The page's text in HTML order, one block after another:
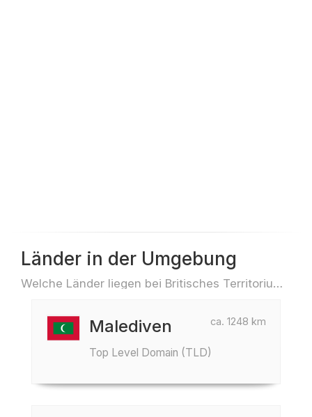
Länder in der Umgebung
Welche Länder liegen bei Britisches Territorium im Indischen Ozean z.B. für Reisen oder Flüge
ca. 1248 km
Malediven
Top Level Domain (TLD)